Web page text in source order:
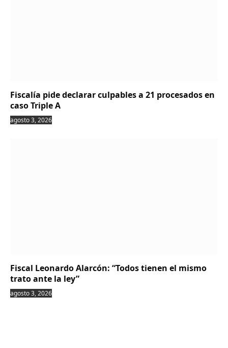
Fiscalía pide declarar culpables a 21 procesados en
caso Triple A
agosto 3, 2026
Fiscal Leonardo Alarcón: “Todos tienen el mismo
trato ante la ley”
agosto 3, 2026